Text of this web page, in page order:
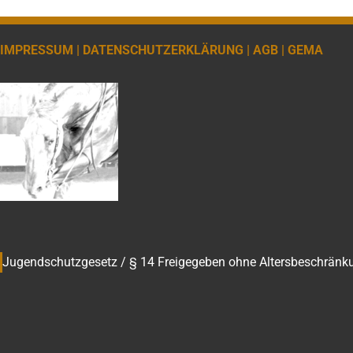
IMPRESSUM | DATENSCHUTZERKLÄRUNG | AGB | GEMA
Jugendschutzgesetz / § 14 Freigegeben ohne